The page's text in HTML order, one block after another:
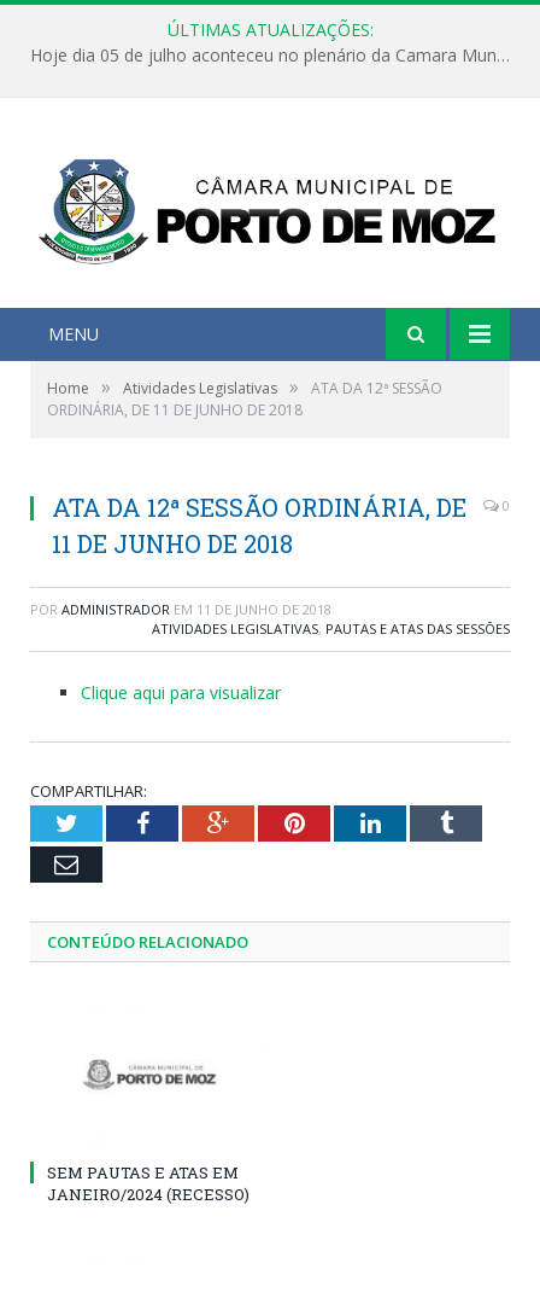
ÚLTIMAS ATUALIZAÇÕES:
Hoje dia 05 de julho aconteceu no plenário da Camara Municipal de Porto de Moz a Sessão Solene de Abertura dos Trabalhos Legislativos 2º Período da 23ª Legislatura
MENU
Home » Atividades Legislativas »
ATA DA 12ª SESSÃO
ORDINÁRIA, DE 11 DE JUNHO DE 2018
ATA DA 12ª SESSÃO ORDINÁRIA, DE
11 DE JUNHO DE 2018
0
POR ADMINISTRADOR EM 11 DE JUNHO DE 2018
ATIVIDADES LEGISLATIVAS, PAUTAS E ATAS DAS SESSÕES
Clique aqui para visualizar
COMPARTILHAR:
TwitterFacebookGoogle+PinterestLinkedInTumblr
Email
CONTEÚDO RELACIONADO
SEM PAUTAS E ATAS EM
JANEIRO/2024 (RECESSO)